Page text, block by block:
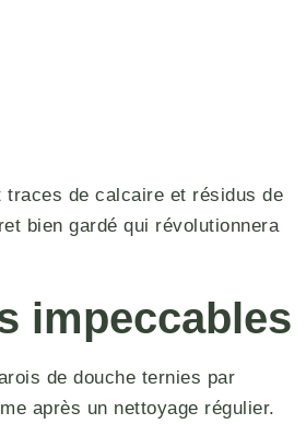
de calcaire et résidus de
bien gardé qui révolutionnera
impeccables
de douche ternies par
après un nettoyage régulier.